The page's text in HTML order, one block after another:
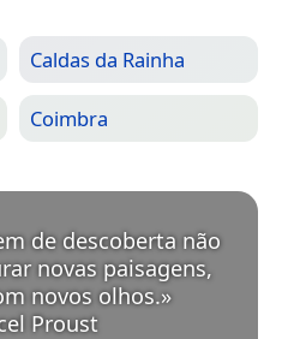
Caldas da Rainha
Coimbra
de descoberta não
novas paisagens,
novos olhos. »
Proust